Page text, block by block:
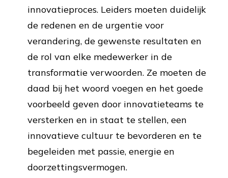
innovatieproces. Leiders moeten duidelijk
de redenen en de urgentie voor
verandering, de gewenste resultaten en
de rol van elke medewerker in de
transformatie verwoorden. Ze moeten de
daad bij het woord voegen en het goede
voorbeeld geven door innovatieteams te
versterken en in staat te stellen, een
innovatieve cultuur te bevorderen en te
begeleiden met passie, energie en
doorzettingsvermogen.